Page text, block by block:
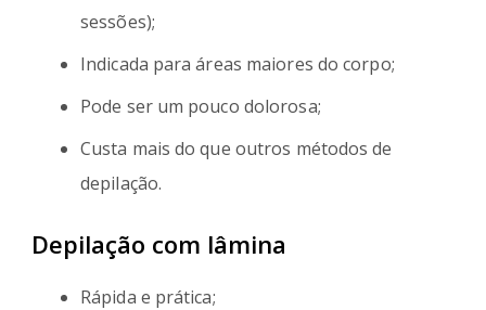
sessões);
Indicada para áreas maiores do corpo;
Pode ser um pouco dolorosa;
Custa mais do que outros métodos de
depilação.
Depilação com lâmina
Rápida e prática;